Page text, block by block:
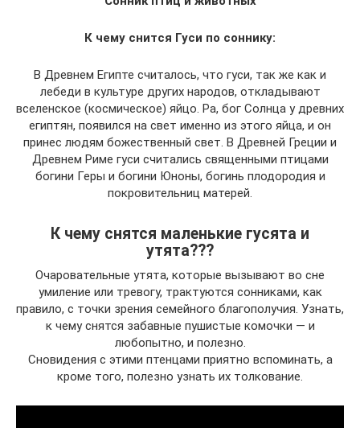
К чему снится Гуси по соннику:
В Древнем Египте считалось, что гуси, так же как и
лебеди в культуре других народов, откладывают
вселенское (космическое) яйцо. Ра, бог Солнца у древних
египтян, появился на свет именно из этого яйца, и он
принес людям божественный свет. В Древней Греции и
Древнем Риме гуси считались священными птицами
богини Геры и богини Юноны, богинь плодородия и
покровительниц матерей.
К чему снятся маленькие гусята и
утята???
Очаровательные утята, которые вызывают во сне
умиление или тревогу, трактуются сонниками, как
правило, с точки зрения семейного благополучия. Узнать,
к чему снятся забавные пушистые комочки — и
любопытно, и полезно.
Сновидения с этими птенцами приятно вспоминать, а
кроме того, полезно узнать их толкование.